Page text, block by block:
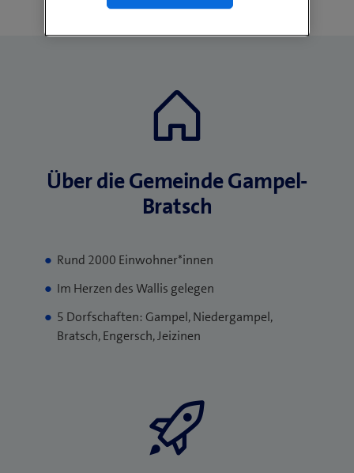
Über die Gemeinde Gampel-
Bratsch
Rund 2000 Einwohner*innen
Im Herzen des Wallis gelegen
5 Dorfschaften: Gampel, Niedergampel,
Bratsch, Engersch, Jeizinen